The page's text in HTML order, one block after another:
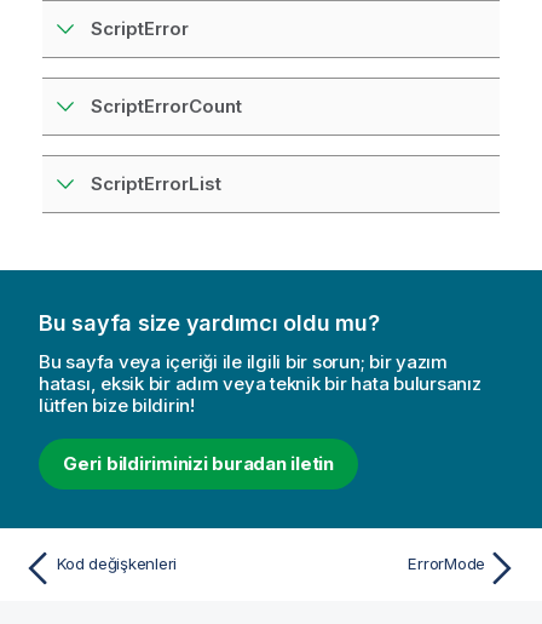
ScriptError
ScriptErrorCount
ScriptErrorList
Bu sayfa size yardımcı oldu mu?
Bu sayfa veya içeriği ile ilgili bir sorun; bir yazım
hatası, eksik bir adım veya teknik bir hata bulursanız
lütfen bize bildirin!
Geri bildiriminizi buradan iletin
Kod değişkenleri ErrorMode